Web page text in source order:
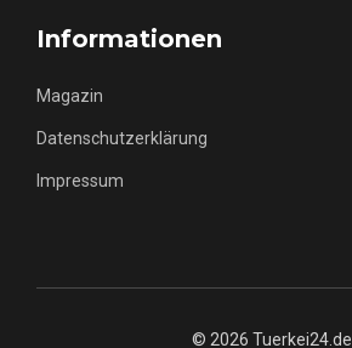
Informationen
Magazin
Datenschutzerklärung
Impressum
© 2026 Tuerkei24.de